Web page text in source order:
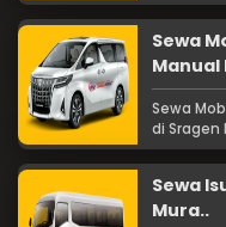
Sewa
Manual
Sewa
di Sragen
Sewa
Mura..